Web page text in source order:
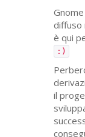
diffuso
è qui
:)
il